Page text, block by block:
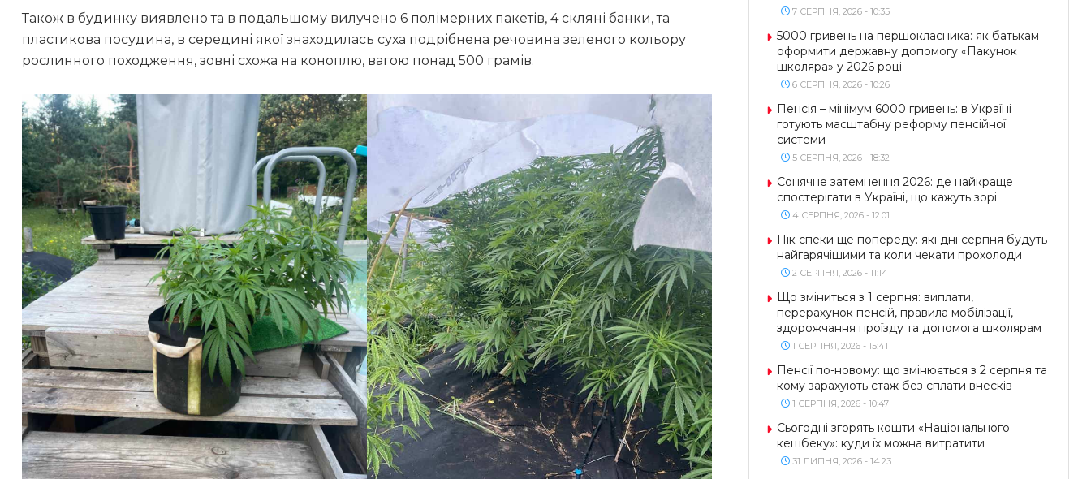
Також в будинку виявлено та в подальшому вилучено 6 полімерних пакетів, 4 скляні банки, та
пластикова посудина, в середині якої знаходилась суха подрібнена речовина зеленого кольору
рослинного походження, зовні схожа на коноплю, вагою понад 500 грамів.
7 СЕРПНЯ, 2026 - 10:35
5000 гривень на першокласника: як батькам
оформити державну допомогу «Пакунок
школяра» у 2026 році
6 СЕРПНЯ, 2026 - 10:26
Пенсія – мінімум 6000 гривень: в Україні
готують масштабну реформу пенсійної
системи
5 СЕРПНЯ, 2026 - 18:32
Сонячне затемнення 2026: де найкраще
спостерігати в Україні, що кажуть зорі
4 СЕРПНЯ, 2026 - 12:01
Пік спеки ще попереду: які дні серпня будуть
найгарячішими та коли чекати прохолоди
2 СЕРПНЯ, 2026 - 11:14
Що зміниться з 1 серпня: виплати,
перерахунок пенсій, правила мобілізації,
здорожчання проїзду та допомога школярам
1 СЕРПНЯ, 2026 - 15:41
Пенсії по-новому: що змінюється з 2 серпня та
кому зарахують стаж без сплати внесків
1 СЕРПНЯ, 2026 - 10:47
Сьогодні згорять кошти «Національного
кешбеку»: куди їх можна витратити
31 ЛИПНЯ, 2026 - 14:23